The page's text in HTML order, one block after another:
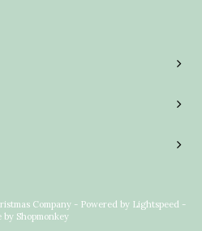
Company - Powered by Lightspeed -
by Shopmonkey